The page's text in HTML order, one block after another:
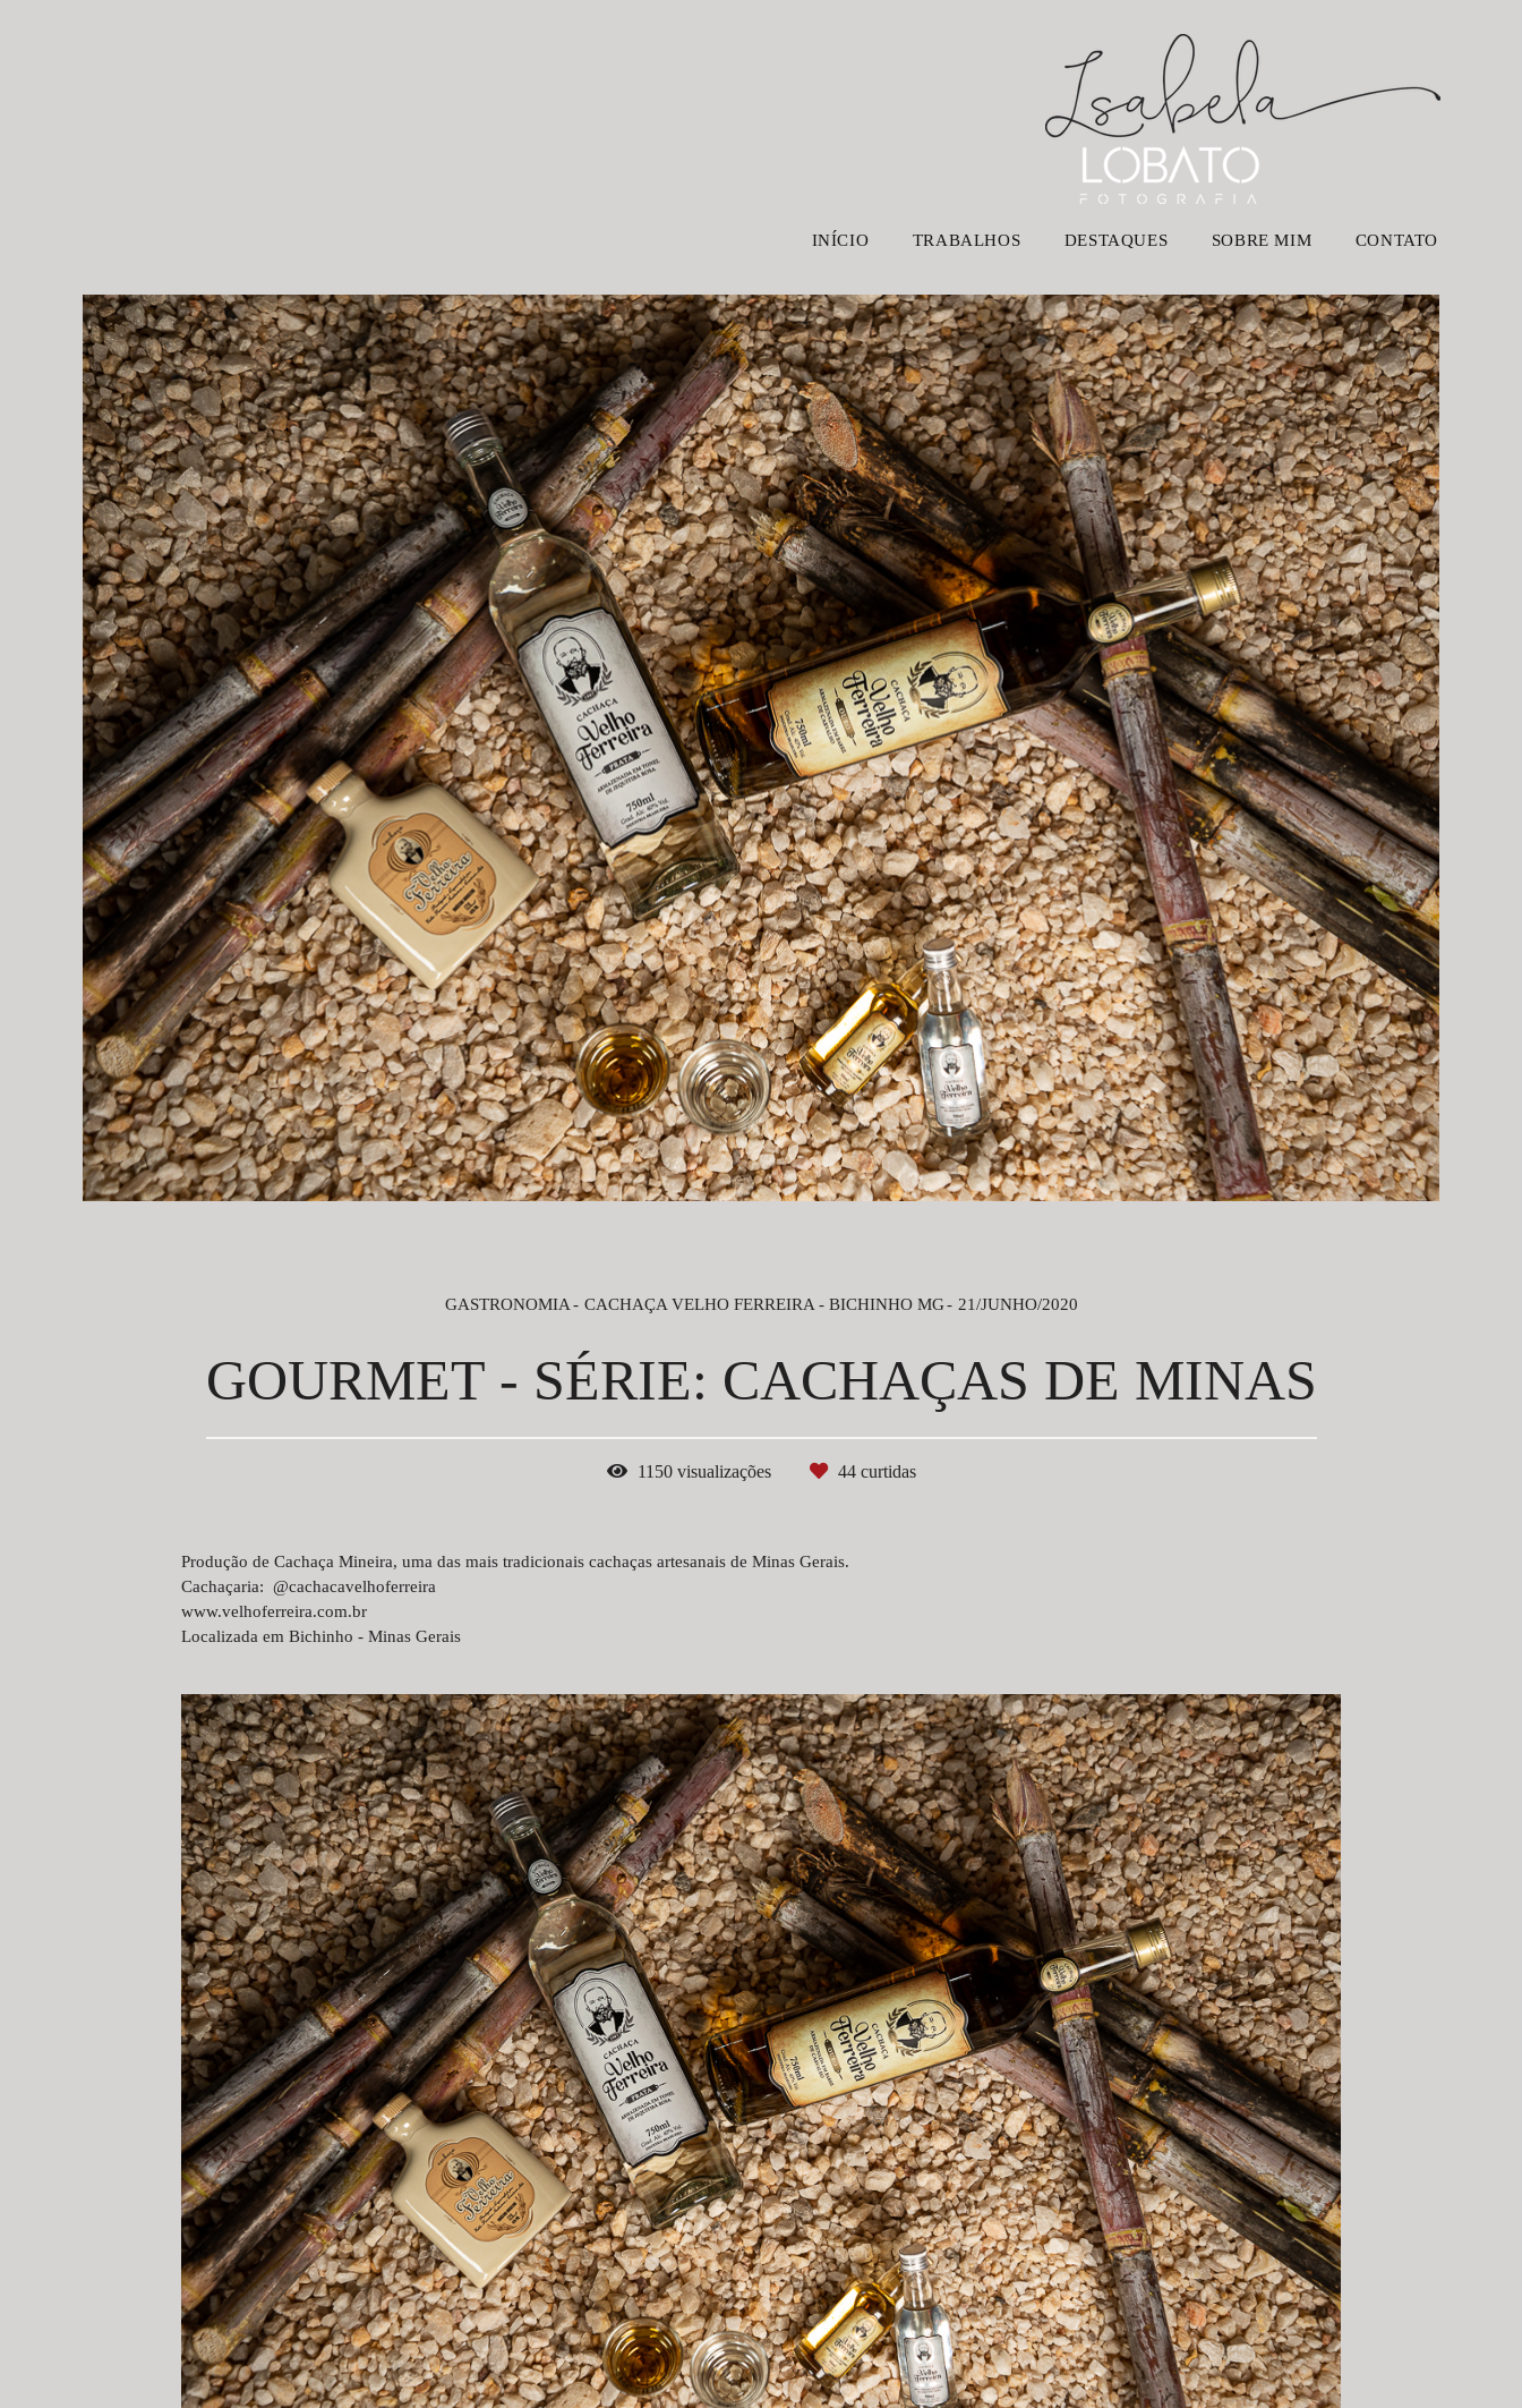
INÍCIO TRABALHOS DESTAQUES SOBRE MIM CONTATO
GASTRONOMIA CACHAÇA VELHO FERREIRA - BICHINHO MG 21/JUNHO/2020
GOURMET - SÉRIE: CACHAÇAS DE MINAS
1150visualizações 44curtidas
Produção de Cachaça Mineira, uma das mais tradicionais cachaças artesanais de Minas Gerais.
Cachaçaria: @cachacavelhoferreira
www.velhoferreira.com.br
Localizada em Bichinho - Minas Gerais